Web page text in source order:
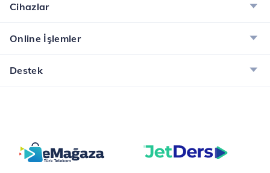
Cihazlar
Online İşlemler
Destek